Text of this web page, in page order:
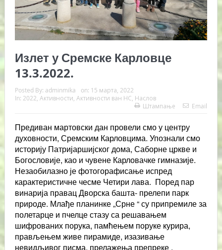
Излет у Сремске Карловце
13.3.2022.
Posted By: adminmika on: 15 марта, 2022
In: 2022 Активности Активности ван НС Наслов
Штампање
Email
Предиван мартовски дан провели смо у центру
духовности, Сремским Карловцима. Упознали смо
историју Патријаршијског дома, Саборне цркве и
Богословије, као и чувене Карловачке гимназије.
Незаобилазно је фотогорафисање испред
карактеристичне чесме Четири лава. Поред пар
винарија правац Дворска башта- прелепи парк
природе. Млађе планинке „Срне “ су припремиле за
полетарце и пчелце стазу са решавањем
шифрованих порука, памћењем поруке курира,
прављењем живе пирамиде, изазивање
невидљивог писма, прелажења препреке ,